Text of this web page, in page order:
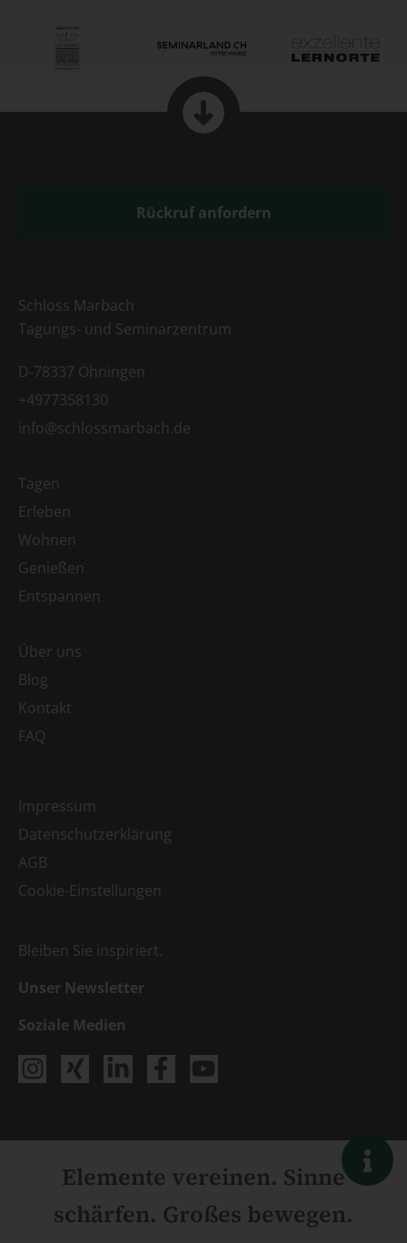
Rückruf anfordern
Schloss Marbach
Tagungs- und Seminarzentrum
D-78337 Öhningen
+4977358130
info@schlossmarbach.de
Tagen
Erleben
Wohnen
Genießen
Entspannen
Über uns
Blog
Kontakt
FAQ
Impressum
Datenschutzerklärung
AGB
Cookie-Einstellungen
Bleiben Sie inspiriert.
Unser Newsletter
Soziale Medien
Elemente vereinen. Sinne
schärfen. Großes bewegen.